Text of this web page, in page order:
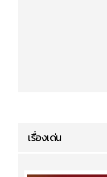
เรื่องเด่น